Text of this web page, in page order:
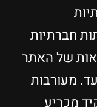
חברתיות
של האתר
מעורבות
מכריע